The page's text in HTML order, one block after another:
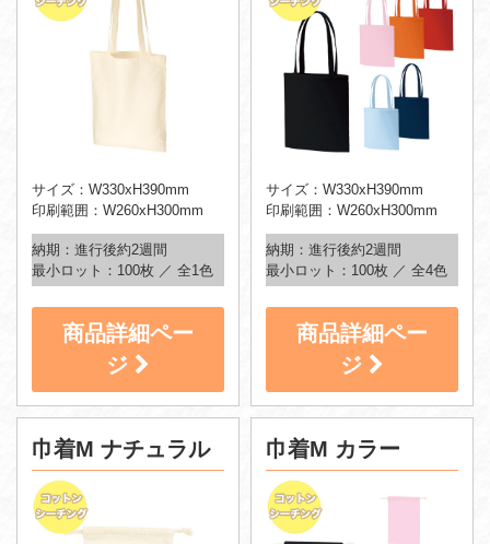
サイズ：W330xH390mm
印刷範囲：W260xH300mm
納期：進行後約2週間
最小ロット：100枚 ／ 全1色
商品詳細ペー
ジ
サイズ：W330xH390mm
印刷範囲：W260xH300mm
納期：進行後約2週間
最小ロット：100枚 ／ 全4色
商品詳細ペー
ジ
巾着M ナチュラル 巾着M カラー